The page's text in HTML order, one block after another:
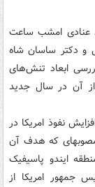
عنادی امشب ساعت
و دکتر ساسان شاه
ابعاد تنش‌های
آن در سال جدید
نفوذ امریکا در
اقیانوس هند و منطقه پاسفیک را امضا کرده است. مصوبه‎ای که هدف آن
ایندو پاسیفیک
جمهور امریکا از